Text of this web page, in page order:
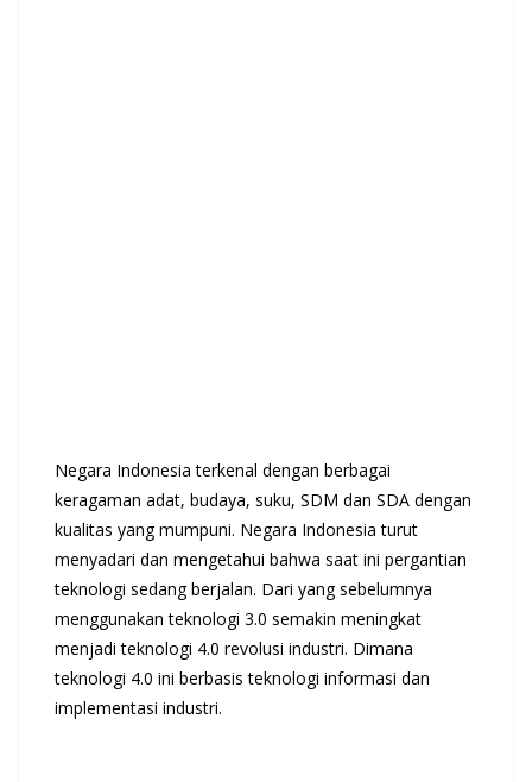
Negara Indonesia terkenal dengan berbagai
keragaman adat, budaya, suku, SDM dan SDA dengan
kualitas yang mumpuni. Negara Indonesia turut
menyadari dan mengetahui bahwa saat ini pergantian
teknologi sedang berjalan. Dari yang sebelumnya
menggunakan teknologi 3.0 semakin meningkat
menjadi teknologi 4.0 revolusi industri. Dimana
teknologi 4.0 ini berbasis teknologi informasi dan
implementasi industri.